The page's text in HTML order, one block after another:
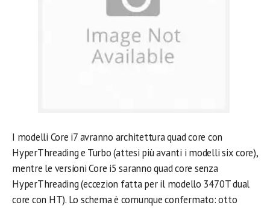
I modelli Core i7 avranno architettura quad core con
HyperThreading e Turbo (attesi più avanti i modelli six core),
mentre le versioni Core i5 saranno quad core senza
HyperThreading (eccezion fatta per il modello 3470T dual
core con HT). Lo schema è comunque confermato: otto